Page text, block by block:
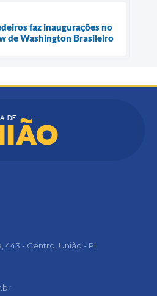
faz inaugurações no
de Washington Brasileiro
443 - Centro, União - PI